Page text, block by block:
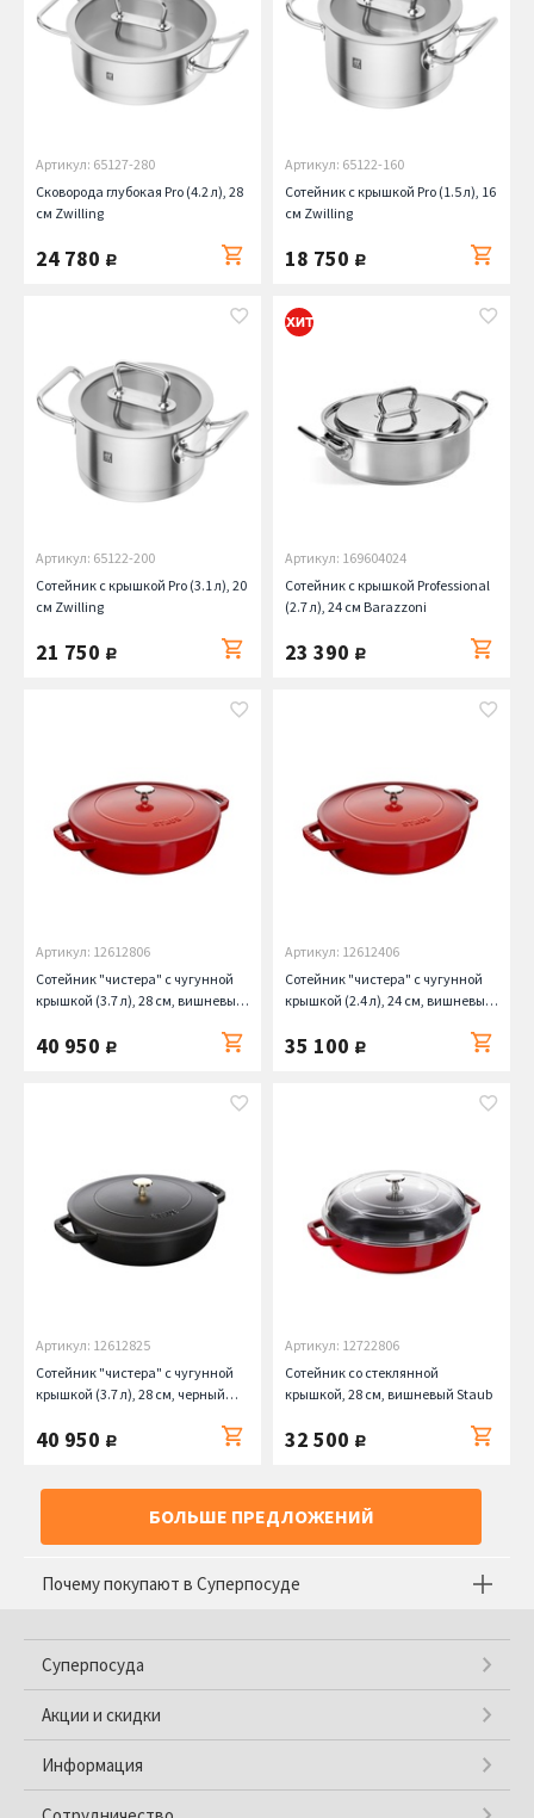
Артикул: 65127-280
Сковорода глубокая Pro (4.2 л), 28
см Zwilling
24 780 руб.
Артикул: 65122-160
Сотейник с крышкой Pro (1.5 л), 16
см Zwilling
18 750 руб.
Артикул: 65122-200
Сотейник с крышкой Pro (3.1 л), 20
см Zwilling
21 750 руб.
Артикул: 169604024
Сотейник с крышкой Professional
(2.7 л), 24 см Barazzoni
23 390 руб.
Артикул: 12612806
Сотейник "чистера" с чугунной
крышкой (3.7 л), 28 см, вишневый
40 950 руб.
Артикул: 12612406
Сотейник "чистера" с чугунной
крышкой (2.4 л), 24 см, вишневый
35 100 руб.
Артикул: 12612825
Сотейник "чистера" с чугунной
крышкой (3.7 л), 28 см, черный
40 950 руб.
Артикул: 12722806
Сотейник со стеклянной
крышкой, 28 см, вишневый Staub
32 500 руб.
БОЛЬШЕ ПРЕДЛОЖЕНИЙ
Почему покупают в Суперпосуде
Суперпосуда
Акции и скидки
Информация